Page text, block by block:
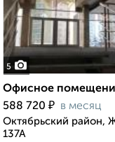
5
Офисное
588 720 ₽ в месяц
Октябрьский район,
137А